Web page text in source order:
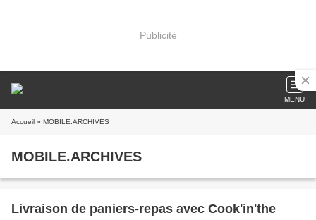
Publicité
MENU
Accueil » MOBILE.ARCHIVES
MOBILE.ARCHIVES
Livraison de paniers-repas avec Cook'in'the